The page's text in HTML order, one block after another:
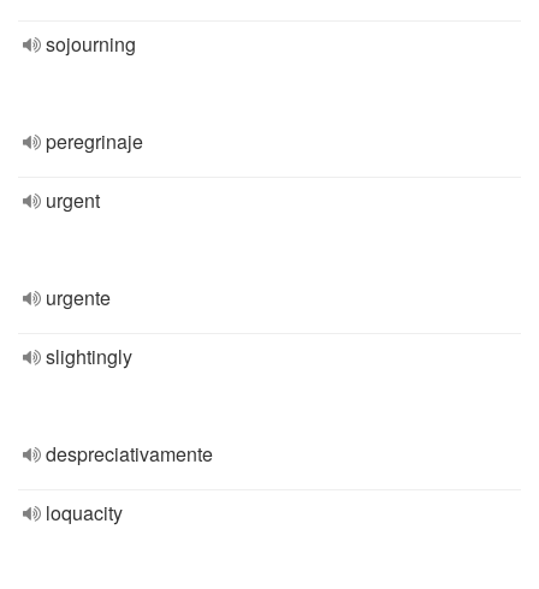
sojourning
peregrinaje
urgent
urgente
slightingly
despreciativamente
loquacity